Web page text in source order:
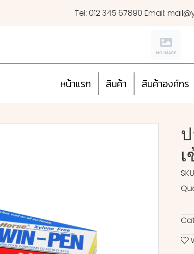
Tel: 012 345 67890 Email:
หน้าแรก สินค้า สินค้าองค์กร